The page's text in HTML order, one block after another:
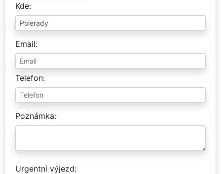
Kde
Email
Telefon
Poznámka
Urgentní výjezd